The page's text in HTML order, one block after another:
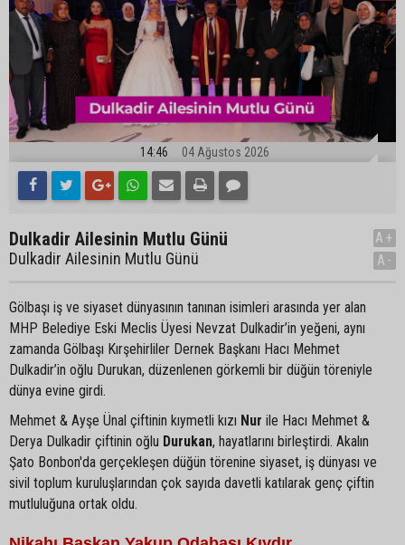
14:46 04 Ağustos 2026
Dulkadir Ailesinin Mutlu Günü
Dulkadir Ailesinin Mutlu Günü
A+
A-
Gölbaşı iş ve siyaset dünyasının tanınan isimleri arasında yer alan
MHP Belediye Eski Meclis Üyesi Nevzat Dulkadir’in yeğeni, aynı
zamanda Gölbaşı Kırşehirliler Dernek Başkanı Hacı Mehmet
Dulkadir’in oğlu Durukan, düzenlenen görkemli bir düğün töreniyle
dünya evine girdi.
Mehmet & Ayşe Ünal çiftinin kıymetli kızı Nur ile Hacı Mehmet &
Derya Dulkadir çiftinin oğlu Durukan, hayatlarını birleştirdi. Akalın
Şato Bonbon'da gerçekleşen düğün törenine siyaset, iş dünyası ve
sivil toplum kuruluşlarından çok sayıda davetli katılarak genç çiftin
mutluluğuna ortak oldu.